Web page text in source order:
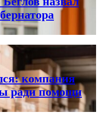
компания
ради помощи